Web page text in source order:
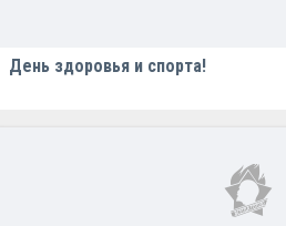
День здоровья и спорта!